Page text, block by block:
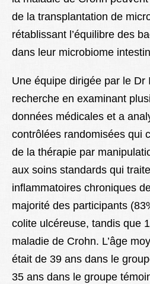
de la transplantation de
rétablissant l’équilibre des
dans leur microbiome
Une équipe dirigée par le Dr
recherche en examinant
données médicales et a
contrôlées randomisées qui
de la thérapie par
aux soins standards qui
inflammatoires chroniques
majorité des participants
colite ulcéreuse, tandis que
maladie de Crohn. L’âge
était de 39 ans dans le
35 ans dans le groupe